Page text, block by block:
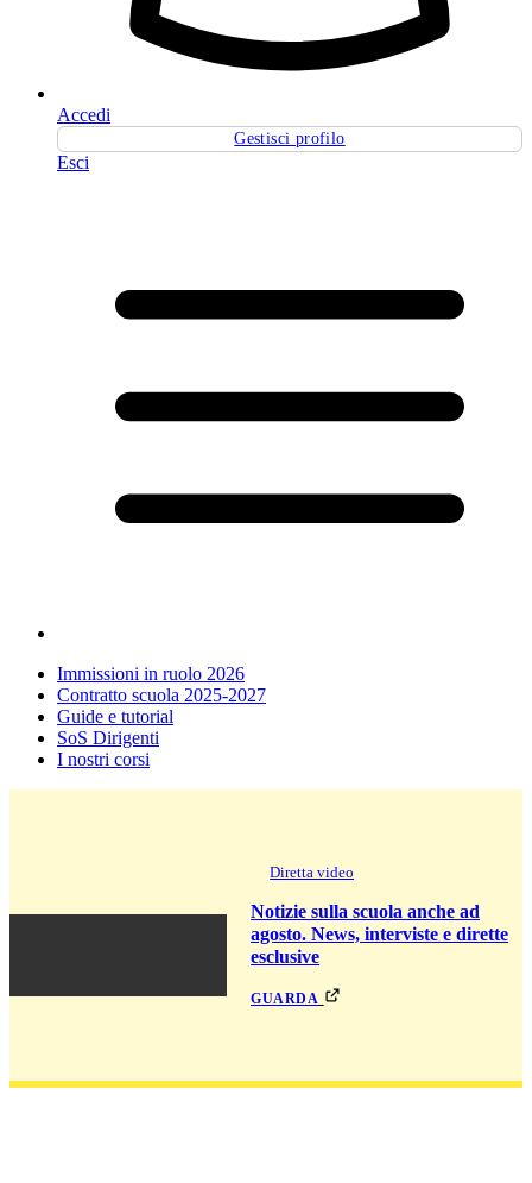
Accedi
Gestisci profilo
Esci
Immissioni in ruolo 2026
Contratto scuola 2025-2027
Guide e tutorial
SoS Dirigenti
I nostri corsi
Diretta video
Notizie sulla scuola anche ad
agosto. News, interviste e dirette
esclusive
guarda